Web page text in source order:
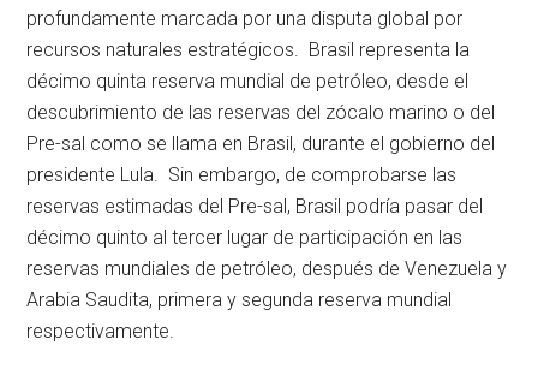
profundamente marcada por una disputa global por
recursos naturales estratégicos. Brasil representa la
décimo quinta reserva mundial de petróleo, desde el
descubrimiento de las reservas del zócalo marino o del
Pre-sal como se llama en Brasil, durante el gobierno del
presidente Lula. Sin embargo, de comprobarse las
reservas estimadas del Pre-sal, Brasil podría pasar del
décimo quinto al tercer lugar de participación en las
reservas mundiales de petróleo, después de Venezuela y
Arabia Saudita, primera y segunda reserva mundial
respectivamente.